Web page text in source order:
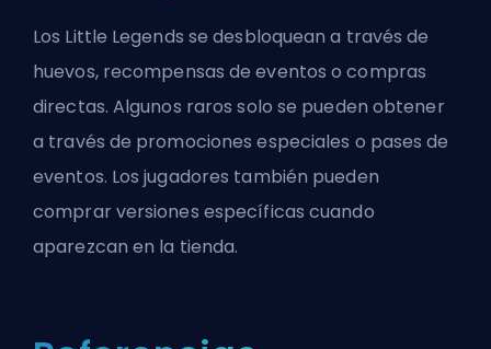
Los Little Legends se desbloquean a través de
huevos, recompensas de eventos o compras
directas. Algunos raros solo se pueden obtener
a través de promociones especiales o pases de
eventos. Los jugadores también pueden
comprar versiones específicas cuando
aparezcan en la tienda.